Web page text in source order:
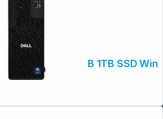
1TB SSD Win